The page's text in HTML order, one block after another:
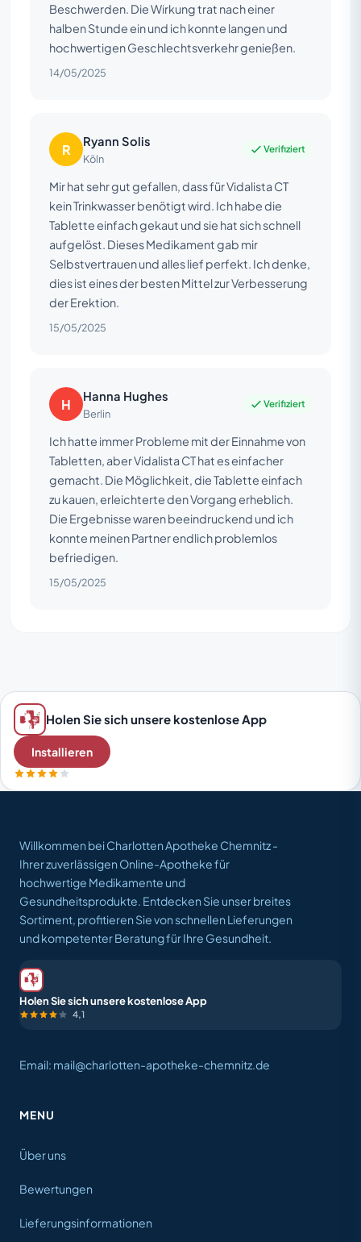
Beschwerden. Die Wirkung trat nach einer
halben Stunde ein und ich konnte langen und
hochwertigen Geschlechtsverkehr genießen.
14/05/2025
R Ryann Solis
Köln
Verifiziert
Mir hat sehr gut gefallen, dass für Vidalista CT
kein Trinkwasser benötigt wird. Ich habe die
Tablette einfach gekaut und sie hat sich schnell
aufgelöst. Dieses Medikament gab mir
Selbstvertrauen und alles lief perfekt. Ich denke,
dies ist eines der besten Mittel zur Verbesserung
der Erektion.
15/05/2025
H Hanna Hughes
Berlin
Verifiziert
Ich hatte immer Probleme mit der Einnahme von
Tabletten, aber Vidalista CT hat es einfacher
gemacht. Die Möglichkeit, die Tablette einfach
zu kauen, erleichterte den Vorgang erheblich.
Die Ergebnisse waren beeindruckend und ich
konnte meinen Partner endlich problemlos
befriedigen.
15/05/2025
Holen Sie sich unsere kostenlose App
Installieren
Willkommen bei Charlotten Apotheke Chemnitz -
Ihrer zuverlässigen Online-Apotheke für
hochwertige Medikamente und
Gesundheitsprodukte. Entdecken Sie unser breites
Sortiment, profitieren Sie von schnellen Lieferungen
und kompetenter Beratung für Ihre Gesundheit.
Holen Sie sich unsere kostenlose App
4,1
Email: mail@charlotten-apotheke-chemnitz.de
MENU
Über uns
Bewertungen
Lieferungsinformationen